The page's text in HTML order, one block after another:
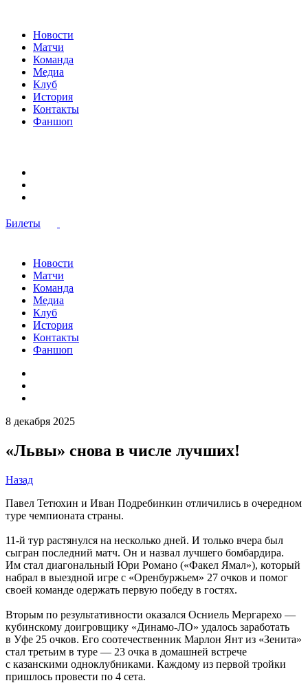
Новости
Матчи
Команда
Медиа
Клуб
История
Контакты
Фаншоп
Билеты
Новости
Матчи
Команда
Медиа
Клуб
История
Контакты
Фаншоп
8 декабря 2025
«Львы» снова в числе лучших!
Назад
Павел Тетюхин и Иван Подребинкин отличились в очередном
туре чемпионата страны.
11-й тур растянулся на несколько дней. И только вчера был
сыгран последний матч. Он и назвал лучшего бомбардира.
Им стал диагональный Юри Романо («Факел Ямал»), который
набрал в выездной игре с «Оренбуржьем» 27 очков и помог
своей команде одержать первую победу в гостях.
Вторым по результативности оказался Осниель Мергарехо —
кубинскому доигровщику «Динамо-ЛО» удалось заработать
в Уфе 25 очков. Его соотечественник Марлон Янт из «Зенита»
стал третьим в туре — 23 очка в домашней встрече
с казанскими одноклубниками. Каждому из первой тройки
пришлось провести по 4 сета.